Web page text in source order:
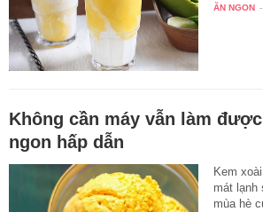
ĂN NGON -
Không cần máy vẫn làm
ngon hấp dẫn
Kem
mát lạnh
mùa hè